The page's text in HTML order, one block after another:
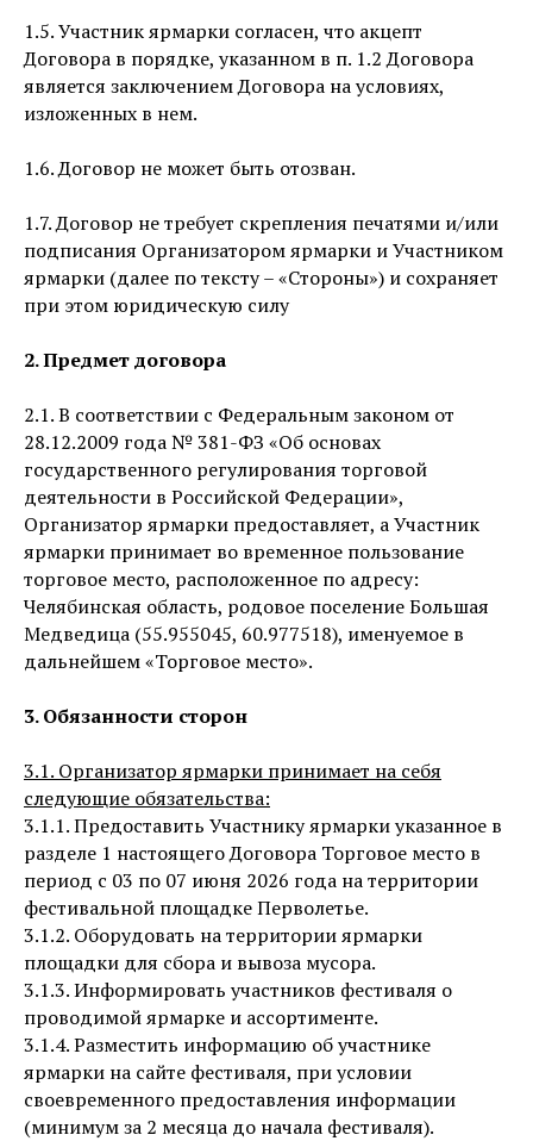
1.5. Участник ярмарки согласен, что акцепт
Договора в порядке, указанном в п. 1.2 Договора
является заключением Договора на условиях,
изложенных в нем.
1.6. Договор не может быть отозван.
1.7. Договор не требует скрепления печатями и/или
подписания Организатором ярмарки и Участником
ярмарки (далее по тексту – «Стороны») и сохраняет
при этом юридическую силу
2. Предмет договора
2.1. В соответствии с Федеральным законом от
28.12.2009 года № 381-ФЗ «Об основах
государственного регулирования торговой
деятельности в Российской Федерации»,
Организатор ярмарки предоставляет, а Участник
ярмарки принимает во временное пользование
торговое место, расположенное по адресу:
Челябинская область, родовое поселение Большая
Медведица (55.955045, 60.977518), именуемое в
дальнейшем «Торговое место».
3. Обязанности сторон
3.1. Организатор ярмарки принимает на себя
следующие обязательства:
3.1.1. Предоставить Участнику ярмарки указанное в
разделе 1 настоящего Договора Торговое место в
период с 03 по 07 июня 2026 года на территории
фестивальной площадке Перволетье.
3.1.2. Оборудовать на территории ярмарки
площадки для сбора и вывоза мусора.
3.1.3. Информировать участников фестиваля о
проводимой ярмарке и ассортименте.
3.1.4. Разместить информацию об участнике
ярмарки на сайте фестиваля, при условии
своевременного предоставления информации
(минимум за 2 месяца до начала фестиваля).